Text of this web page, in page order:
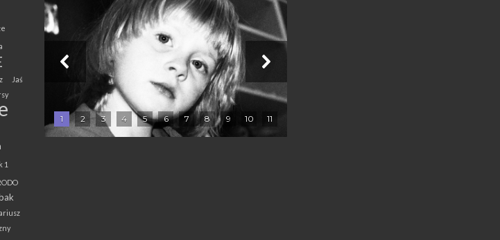
Jaś
1
1 2 3 4 5 6 7 8 9 10 11